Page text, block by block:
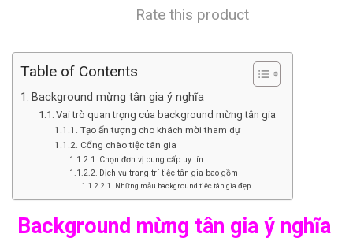
Rate this product
Table of Contents
Background mừng tân gia ý nghĩa
Vai trò quan trọng của background mừng tân gia
Tạo ấn tượng cho khách mời tham dự
Cổng chào tiệc tân gia
Chọn đơn vị cung cấp uy tín
Dịch vụ trang trí tiệc tân gia bao gồm
Những mẫu background tiệc tân gia đẹp
Background mừng tân gia ý nghĩa